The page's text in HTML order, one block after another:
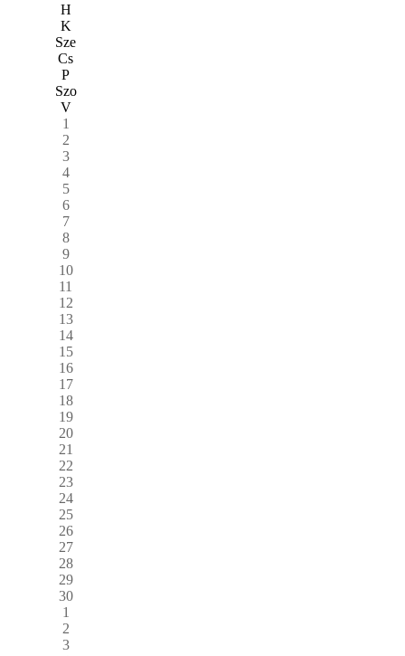
H
K
Sze
Cs
P
Szo
V
1
2
3
4
5
6
7
8
9
10
11
12
13
14
15
16
17
18
19
20
21
22
23
24
25
26
27
28
29
30
1
2
3